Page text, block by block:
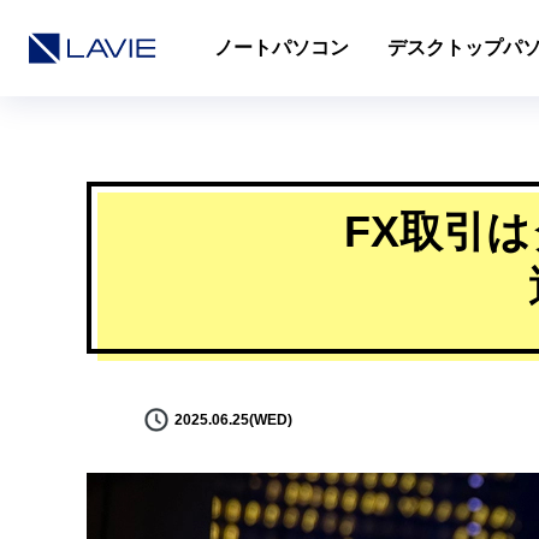
ノートパソコン デスクトップパ
FX取引
2025.06.25(WED)